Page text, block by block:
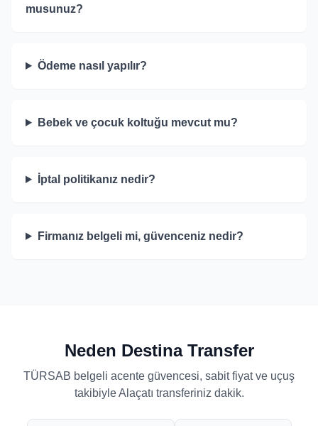
musunuz?
Ödeme nasıl yapılır?
Bebek ve çocuk koltuğu mevcut mu?
İptal politikanız nedir?
Firmanız belgeli mi, güvenceniz nedir?
Neden Destina Transfer
TÜRSAB belgeli acente güvencesi, sabit fiyat ve uçuş
takibiyle Alaçatı transferiniz dakik.